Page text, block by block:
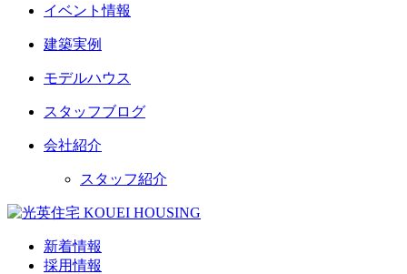
イベント情報
建築実例
モデルハウス
スタッフブログ
会社紹介
スタッフ紹介
新着情報
採用情報